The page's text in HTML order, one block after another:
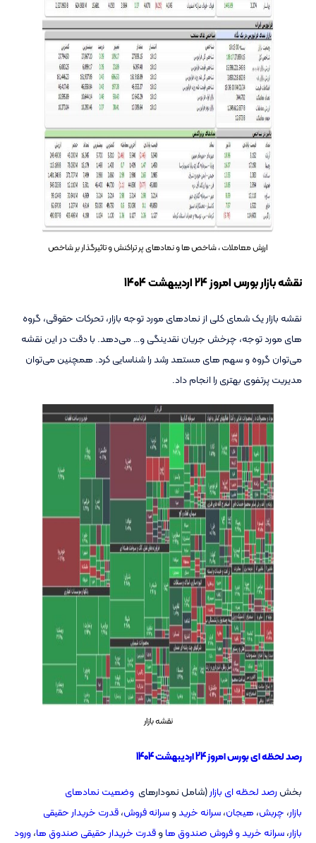
ارزش معاملات ، شاخص ها و نمادهای پر تراکنش و تاثیرگذار بر شاخص
نقشه بازار بورس امروز 24 اردیبهشت 1404
نقشه بازار یک شمای کلی از نمادهای مورد توجه بازار، تحرکات حقوقی، گروه
های مورد توجه، چرخش جریان نقدینگی و… می‌دهد. با دقت در این نقشه
می‌توان گروه و سهم های مستعد رشد را شناسایی کرد. همچنین می‌توان
مدیریت پرتفوی بهتری را انجام داد.
نقشه بازار
رصد لحظه ای بورس امروز 24 اردیبهشت 1404
بخشرصد لحظه ای بازار(شامل نمودارهای وضعیت نمادهای
بازار، چربش، هیجان،سرانه خریدوسرانه فروش،قدرت خریدار حقیقی
بازار،سرانه خرید و فروش صندوق هاوقدرت خریدار حقیقی صندوق ها،ورود